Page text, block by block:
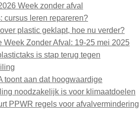
Week zonder afval
cursus leren repareren?
plastic geklapt, hoe nu verder?
Week Zonder Afval: 19-25 mei 2025
is stap terug tegen
toont aan dat hoogwaardige
noodzakelijk is voor klimaatdoelen
PPWR regels voor afvalvermindering